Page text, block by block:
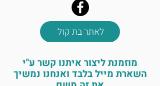
לאתר בת קול
מוזמנת ליצור איתנו קשר ע"י
השארת מייל בלבד ואנחנו נמשיך